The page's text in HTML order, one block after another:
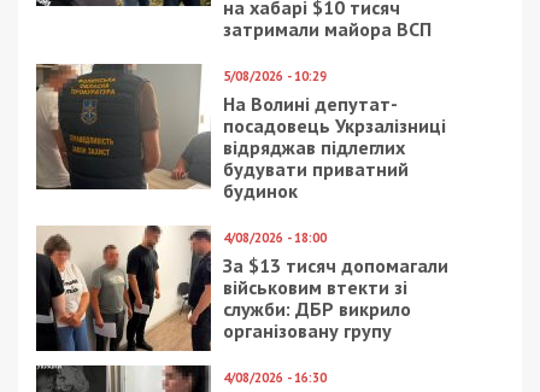
на хабарі $10 тисяч
затримали майора ВСП
5/08/2026 - 10:29
На Волині депутат-
посадовець Укрзалізниці
відряджав підлеглих
будувати приватний
будинок
4/08/2026 - 18:00
За $13 тисяч допомагали
військовим втекти зі
служби: ДБР викрило
організовану групу
4/08/2026 - 16:30